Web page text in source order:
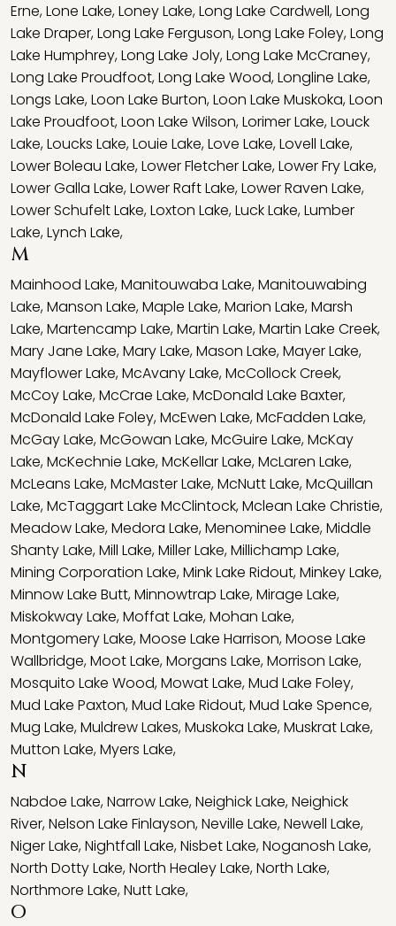
Erne,Lone Lake,Loney Lake,Long Lake Cardwell,Long
Lake Draper,Long Lake Ferguson,Long Lake Foley,Long
Lake Humphrey,Long Lake Joly,Long Lake McCraney,
Long Lake Proudfoot,Long Lake Wood,Longline Lake,
Longs Lake,Loon Lake Burton,Loon Lake Muskoka,Loon
Lake Proudfoot,Loon Lake Wilson,Lorimer Lake,Louck
Lake,Loucks Lake,Louie Lake,Love Lake,Lovell Lake,
Lower Boleau Lake,Lower Fletcher Lake,Lower Fry Lake,
Lower Galla Lake,Lower Raft Lake,Lower Raven Lake,
Lower Schufelt Lake,Loxton Lake,Luck Lake,Lumber
Lake,Lynch Lake,
M
Mainhood Lake,Manitouwaba Lake,Manitouwabing
Lake,Manson Lake,Maple Lake,Marion Lake,Marsh
Lake,Martencamp Lake,Martin Lake,Martin Lake Creek,
Mary Jane Lake,Mary Lake,Mason Lake,Mayer Lake,
Mayflower Lake,McAvany Lake,McCollock Creek,
McCoy Lake,McCrae Lake,McDonald Lake Baxter,
McDonald Lake Foley,McEwen Lake,McFadden Lake,
McGay Lake,McGowan Lake,McGuire Lake,McKay
Lake,McKechnie Lake,McKellar Lake,McLaren Lake,
McLeans Lake,McMaster Lake,McNutt Lake,McQuillan
Lake,McTaggart Lake McClintock,Mclean Lake Christie,
Meadow Lake,Medora Lake,Menominee Lake,Middle
Shanty Lake,Mill Lake,Miller Lake,Millichamp Lake,
Mining Corporation Lake,Mink Lake Ridout,Minkey Lake,
Minnow Lake Butt,Minnowtrap Lake,Mirage Lake,
Miskokway Lake,Moffat Lake,Mohan Lake,
Montgomery Lake,Moose Lake Harrison,Moose Lake
Wallbridge,Moot Lake,Morgans Lake,Morrison Lake,
Mosquito Lake Wood,Mowat Lake,Mud Lake Foley,
Mud Lake Paxton,Mud Lake Ridout,Mud Lake Spence,
Mug Lake,Muldrew Lakes,Muskoka Lake,Muskrat Lake,
Mutton Lake,Myers Lake,
N
Nabdoe Lake,Narrow Lake,Neighick Lake,Neighick
River,Nelson Lake Finlayson,Neville Lake,Newell Lake,
Niger Lake,Nightfall Lake,Nisbet Lake,Noganosh Lake,
North Dotty Lake,North Healey Lake,North Lake,
Northmore Lake,Nutt Lake,
O